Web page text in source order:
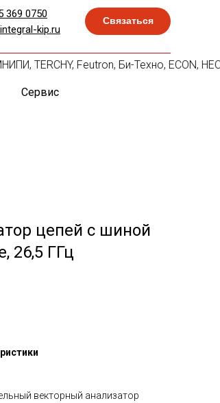
Связаться
369 0750
kip.ru
Feutron, Би-Техно, ECON,
Сервис
цепей с шиной
26,5 ГГц
векторный анализатор